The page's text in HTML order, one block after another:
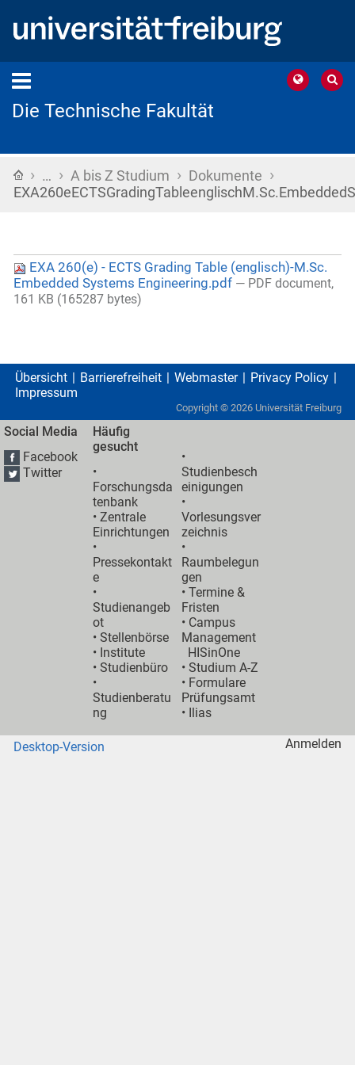
Die Technische Fakultät
Startseite
› … › A bis Z Studium › Dokumente ›
EXA 260(e) - ECTS Grading Table (englisch)-M.Sc.
Embedded Systems Engineering.pdf — PDF document,
161 KB (165287 bytes)
Übersicht Barrierefreiheit Webmaster
Privacy Policy
Impressum
Copyright © 2026 Universität Freiburg
Social Media
Facebook
Twitter
Häufig
gesucht
•
Forschungsda
tenbank
•Zentrale
Einrichtungen
•
Pressekontakt
e
•
Studienangeb
ot
•Stellenbörse
• Institute
•Studienbüro
•
Studienberatu
ng
•
Studienbesch
einigungen
•
Vorlesungsver
zeichnis
•
Raumbelegun
gen
•Termine &
Fristen
• Campus
Management
HISinOne
•Studium A-Z
• Formulare
Prüfungsamt
• Ilias
Desktop-Version Anmelden